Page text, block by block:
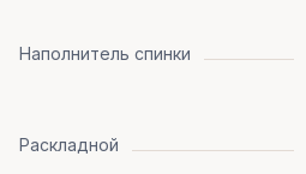
Наполнитель спинки
Раскладной